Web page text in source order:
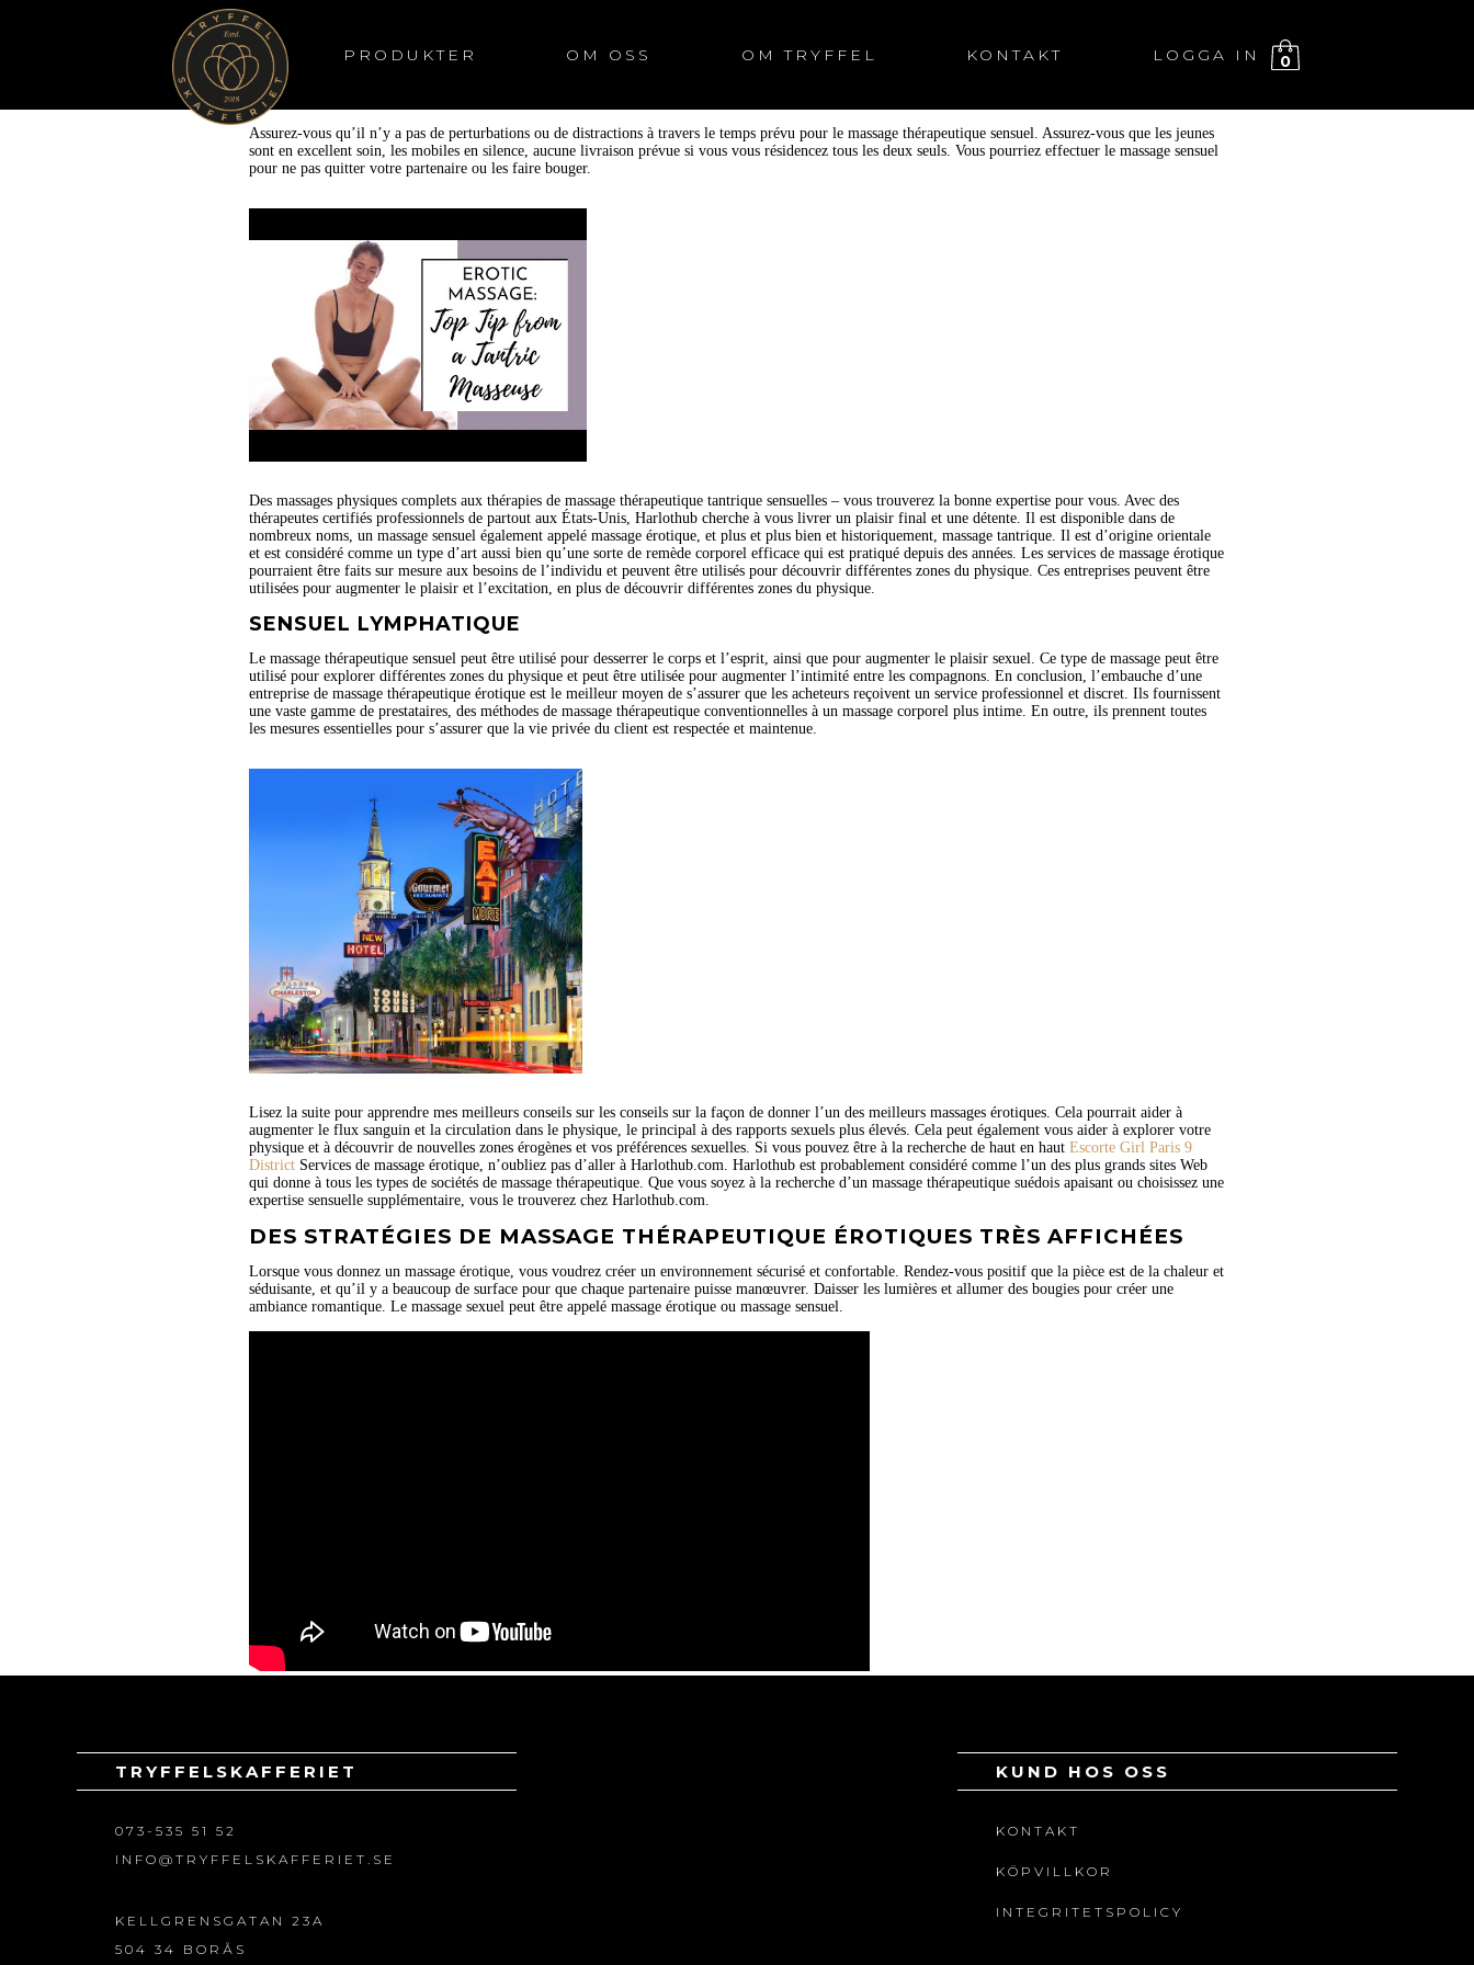
PRODUKTER OM OSS OM TRYFFEL KONTAKT LOGGA IN 0
Assurez-vous qu’il n’y a pas de perturbations ou de distractions à travers le temps prévu pour le massage thérapeutique sensuel. Assurez-vous que les jeunes
sont en excellent soin, les mobiles en silence, aucune livraison prévue si vous vous résidencez tous les deux seuls. Vous pourriez effectuer le massage sensuel
pour ne pas quitter votre partenaire ou les faire bouger.
Des massages physiques complets aux thérapies de massage thérapeutique tantrique sensuelles – vous trouverez la bonne expertise pour vous. Avec des
thérapeutes certifiés professionnels de partout aux États-Unis, Harlothub cherche à vous livrer un plaisir final et une détente. Il est disponible dans de
nombreux noms, un massage sensuel également appelé massage érotique, et plus et plus bien et historiquement, massage tantrique. Il est d’origine orientale
et est considéré comme un type d’art aussi bien qu’une sorte de remède corporel efficace qui est pratiqué depuis des années. Les services de massage érotique
pourraient être faits sur mesure aux besoins de l’individu et peuvent être utilisés pour découvrir différentes zones du physique. Ces entreprises peuvent être
utilisées pour augmenter le plaisir et l’excitation, en plus de découvrir différentes zones du physique.
SENSUEL LYMPHATIQUE
Le massage thérapeutique sensuel peut être utilisé pour desserrer le corps et l’esprit, ainsi que pour augmenter le plaisir sexuel. Ce type de massage peut être
utilisé pour explorer différentes zones du physique et peut être utilisée pour augmenter l’intimité entre les compagnons. En conclusion, l’embauche d’une
entreprise de massage thérapeutique érotique est le meilleur moyen de s’assurer que les acheteurs reçoivent un service professionnel et discret. Ils fournissent
une vaste gamme de prestataires, des méthodes de massage thérapeutique conventionnelles à un massage corporel plus intime. En outre, ils prennent toutes
les mesures essentielles pour s’assurer que la vie privée du client est respectée et maintenue.
Lisez la suite pour apprendre mes meilleurs conseils sur les conseils sur la façon de donner l’un des meilleurs massages érotiques. Cela pourrait aider à
augmenter le flux sanguin et la circulation dans le physique, le principal à des rapports sexuels plus élevés. Cela peut également vous aider à explorer votre
physique et à découvrir de nouvelles zones érogènes et vos préférences sexuelles. Si vous pouvez être à la recherche de haut en haut Escorte Girl Paris 9
District Services de massage érotique, n’oubliez pas d’aller à Harlothub.com. Harlothub est probablement considéré comme l’un des plus grands sites Web
qui donne à tous les types de sociétés de massage thérapeutique. Que vous soyez à la recherche d’un massage thérapeutique suédois apaisant ou choisissez une
expertise sensuelle supplémentaire, vous le trouverez chez Harlothub.com.
DES STRATÉGIES DE MASSAGE THÉRAPEUTIQUE ÉROTIQUES TRÈS AFFICHÉES
Lorsque vous donnez un massage érotique, vous voudrez créer un environnement sécurisé et confortable. Rendez-vous positif que la pièce est de la chaleur et
séduisante, et qu’il y a beaucoup de surface pour que chaque partenaire puisse manœuvrer. Daisser les lumières et allumer des bougies pour créer une
ambiance romantique. Le massage sexuel peut être appelé massage érotique ou massage sensuel.
TRYFFELSKAFFERIET
073-535 51 52
INFO@TRYFFELSKAFFERIET.SE
KELLGRENSGATAN 23A
504 34 BORÅS
KUND HOS OSS
KONTAKT
KÖPVILLKOR
INTEGRITETSPOLICY